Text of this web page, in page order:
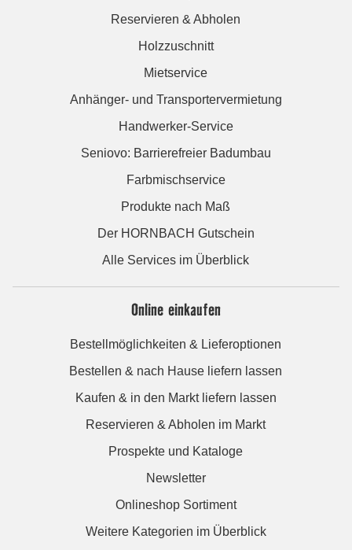
Reservieren & Abholen
Holzzuschnitt
Mietservice
Anhänger- und Transportervermietung
Handwerker-Service
Seniovo: Barrierefreier Badumbau
Farbmischservice
Produkte nach Maß
Der HORNBACH Gutschein
Alle Services im Überblick
Online einkaufen
Bestellmöglichkeiten & Lieferoptionen
Bestellen & nach Hause liefern lassen
Kaufen & in den Markt liefern lassen
Reservieren & Abholen im Markt
Prospekte und Kataloge
Newsletter
Onlineshop Sortiment
Weitere Kategorien im Überblick